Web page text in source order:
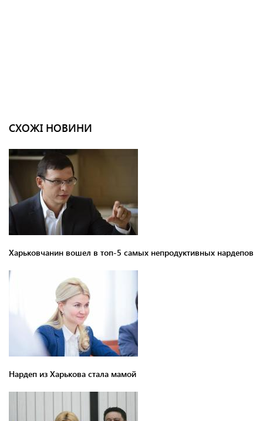
СХОЖІ НОВИНИ
Харьковчанин вошел в топ-5 самых непродуктивных нардепов
Нардеп из Харькова стала мамой